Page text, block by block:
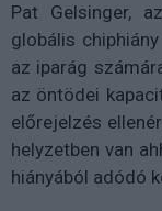
Pat Gelsinger,
globális
az iparág
az öntödei
előrejelzés
helyzetben van
hiányából adódó